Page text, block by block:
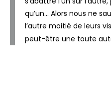
qu’un… Alors nous ne
l’autre moitié de leurs
peut-être une toute